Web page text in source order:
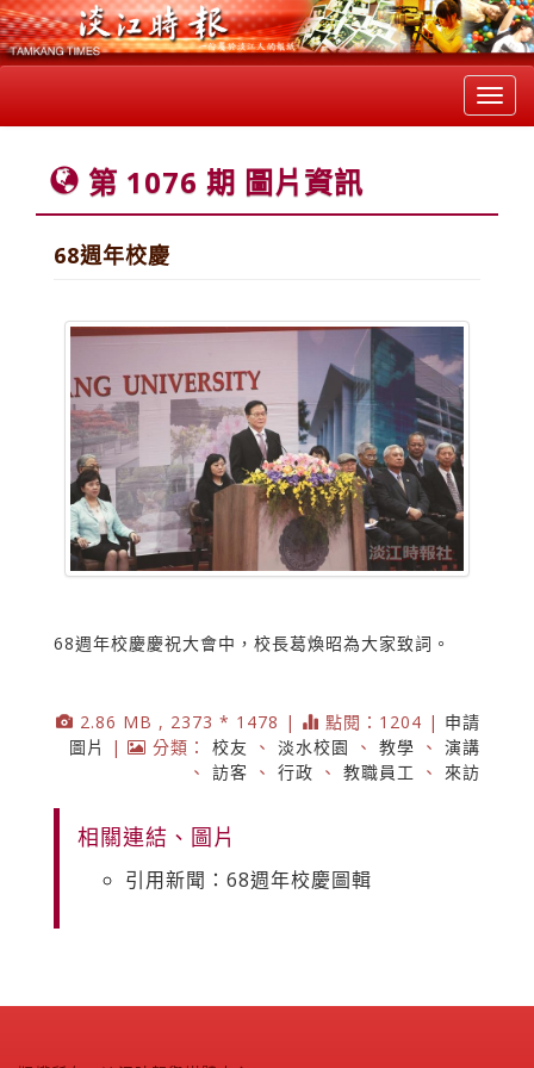
第 1076 期 圖片資訊
68週年校慶
68週年校慶慶祝大會中，校長葛煥昭為大家致詞。
2.86 MB , 2373 * 1478 | 點閱：1204 | 申請
圖片
| 分類： 校友 、 淡水校園 、 教學 、 演講
、 訪客 、 行政 、 教職員工 、 來訪
相關連結、圖片
引用新聞：68週年校慶圖輯